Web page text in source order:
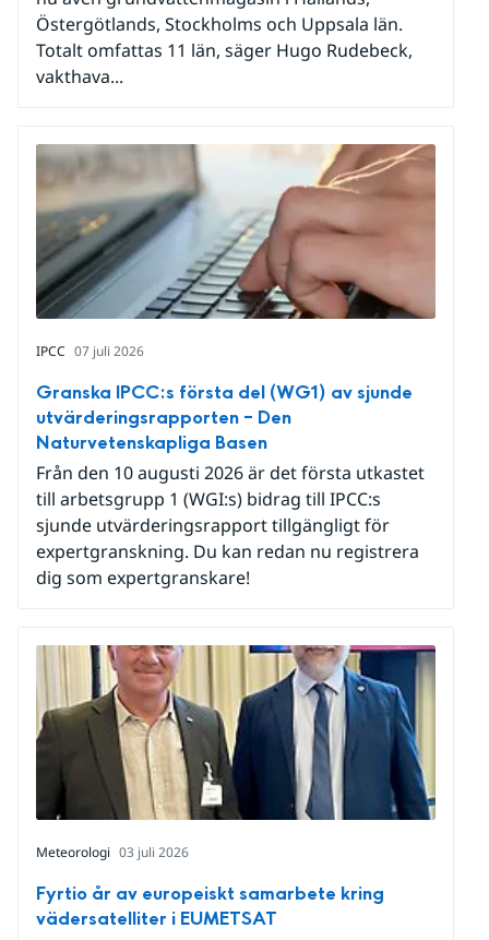
Östergötlands, Stockholms och Uppsala län.
Totalt omfattas 11 län, säger Hugo Rudebeck,
vakthava...
IPCC 07 juli 2026
Granska IPCC:s första del (WG1) av sjunde
utvärderingsrapporten – Den
Naturvetenskapliga Basen
Från den 10 augusti 2026 är det första utkastet
till arbetsgrupp 1 (WGI:s) bidrag till IPCC:s
sjunde utvärderingsrapport tillgängligt för
expertgranskning. Du kan redan nu registrera
dig som expertgranskare!
Meteorologi 03 juli 2026
Fyrtio år av europeiskt samarbete kring
vädersatelliter i EUMETSAT